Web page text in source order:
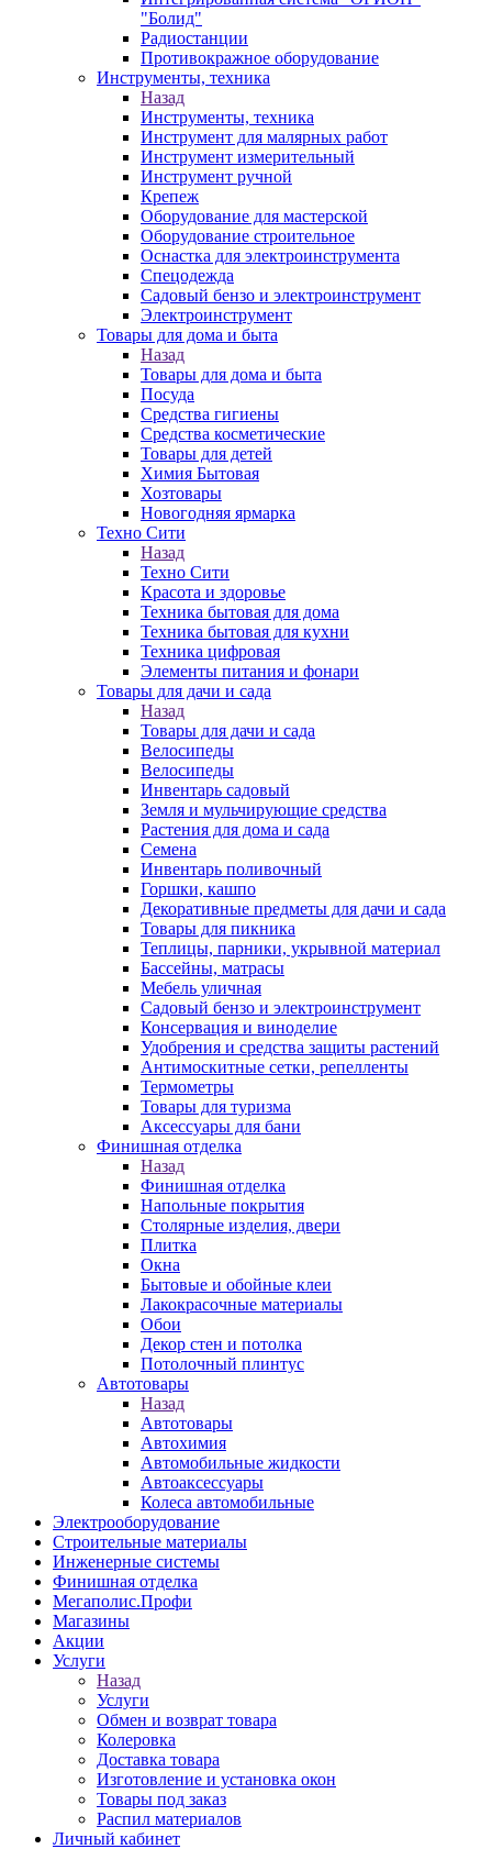
"Болид"
Радиостанции
Противокражное оборудование
Инструменты, техника
Назад
Инструменты, техника
Инструмент для малярных работ
Инструмент измерительный
Инструмент ручной
Крепеж
Оборудование для мастерской
Оборудование строительное
Оснастка для электроинструмента
Спецодежда
Садовый бензо и электроинструмент
Электроинструмент
Товары для дома и быта
Назад
Товары для дома и быта
Посуда
Средства гигиены
Средства косметические
Товары для детей
Химия Бытовая
Хозтовары
Новогодняя ярмарка
Техно Сити
Назад
Техно Сити
Красота и здоровье
Техника бытовая для дома
Техника бытовая для кухни
Техника цифровая
Элементы питания и фонари
Товары для дачи и сада
Назад
Товары для дачи и сада
Велосипеды
Велосипеды
Инвентарь садовый
Земля и мульчирующие средства
Растения для дома и сада
Семена
Инвентарь поливочный
Горшки, кашпо
Декоративные предметы для дачи и сада
Товары для пикника
Теплицы, парники, укрывной материал
Бассейны, матрасы
Мебель уличная
Садовый бензо и электроинструмент
Консервация и виноделие
Удобрения и средства защиты растений
Антимоскитные сетки, репелленты
Термометры
Товары для туризма
Аксессуары для бани
Финишная отделка
Назад
Финишная отделка
Напольные покрытия
Столярные изделия, двери
Плитка
Окна
Бытовые и обойные клеи
Лакокрасочные материалы
Обои
Декор стен и потолка
Потолочный плинтус
Автотовары
Назад
Автотовары
Автохимия
Автомобильные жидкости
Автоаксессуары
Колеса автомобильные
Электрооборудование
Строительные материалы
Инженерные системы
Финишная отделка
Мегаполис.Профи
Магазины
Акции
Услуги
Назад
Услуги
Обмен и возврат товара
Колеровка
Доставка товара
Изготовление и установка окон
Товары под заказ
Распил материалов
Личный кабинет